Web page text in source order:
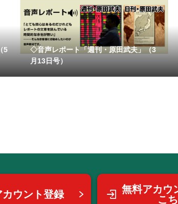
5
◇音声レポート「週刊・原田武夫」（3
月13日号）
カウント登録
無料アカウ
こ